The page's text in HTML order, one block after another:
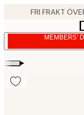
FRI FRAKT
MEMBERS'
▸